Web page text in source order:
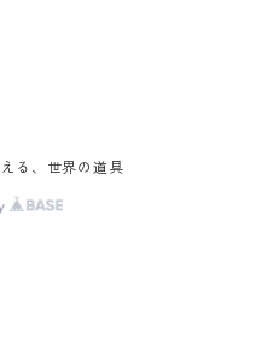
る、世界の道具